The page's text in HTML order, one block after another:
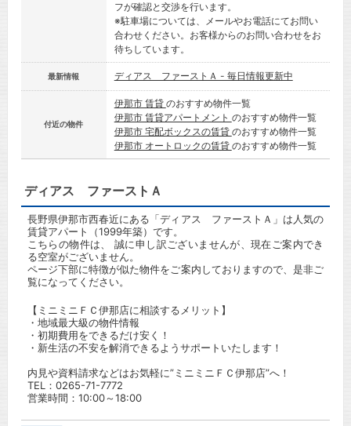
フが確認と交渉を行います。
※駐車場については、メールやお電話にてお問い
合わせください。お客様からのお問い合わせをお
待ちしています。
最新情報 ディアス ファーストＡ - 毎日情報更新中
付近の物件
伊那市 賃貸 のおすすめ物件一覧
伊那市 賃貸アパートメント のおすすめ物件一覧
伊那市 宅配ボックスの賃貸 のおすすめ物件一覧
伊那市 オートロックの賃貸 のおすすめ物件一覧
ディアス ファーストＡ
長野県伊那市西春近にある「ディアス ファーストＡ」は人気の
賃貸アパート（1999年築）です。
こちらの物件は、 誠に申し訳ございませんが、現在ご案内でき
る空室がございません。
ページ下部に特徴が似た物件をご案内しておりますので、是非ご
覧になってください。
【ミニミニＦＣ伊那店に相談するメリット】
・地域最大級の物件情報
・初期費用をできるだけ安く！
・新生活の不安を解消できるようサポートいたします！
内見や資料請求などはお気軽に”ミニミニＦＣ伊那店”へ！
TEL： 0265-71-7772
営業時間：10:00～18:00